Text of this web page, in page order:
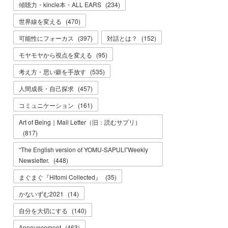
傾聴力・kincle本・ALL EARS (234)
世界線を変える (470)
可能性にフォーカス
(397) 対話とは？ (152)
モヤモヤから視点を変える (95)
考え方・思い癖を手放す (535)
人間成長・自己探求 (457)
コミュニケーション (161)
Art of Being｜Mail Letter（旧：読むサプリ）
(817)
“The English version of YOMU-SAPULI”Weekly
Newsletter. (448)
まぐまぐ『Hitomi Collected』
(35)
かないずむ2021
(14)
自分を大切にする (140)